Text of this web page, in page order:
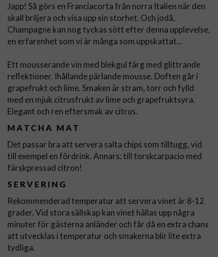
Japp! Så görs en Franciacorta från norra Italien när den
skall briljera och visa upp sin storhet. Och jodå,
Champagne kan nog tyckas sött efter denna upplevelse,
en erfarenhet som vi är många som uppskattat...
Ett mousserande vin med blekgul färg med glittrande
reflektioner. Ihållande pärlande mousse. Doften går i
grapefrukt och lime. Smaken är stram, torr och fylld
med en mjuk citrusfrukt av lime och grapefruktsyra.
Elegant och ren eftersmak av citrus.
MATCHA MAT
Det passar bra att servera salta chips som tilltugg, vid
till exempel en fördrink. Annars: till torskcarpacio med
färskpressad citron!
SERVERING
Rekommenderad temperatur att servera vinet är 8-12
grader. Vid stora sällskap kan vinet hällas upp några
minuter för gästerna anländer och får då en extra chans
att utvecklas i temperatur och smakerna blir lite extra
tydliga.